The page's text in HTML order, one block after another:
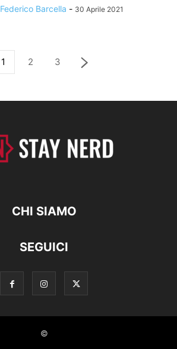
Federico Barcella - 30 Aprile 2021
1 2 3
CHI SIAMO
SEGUICI
©